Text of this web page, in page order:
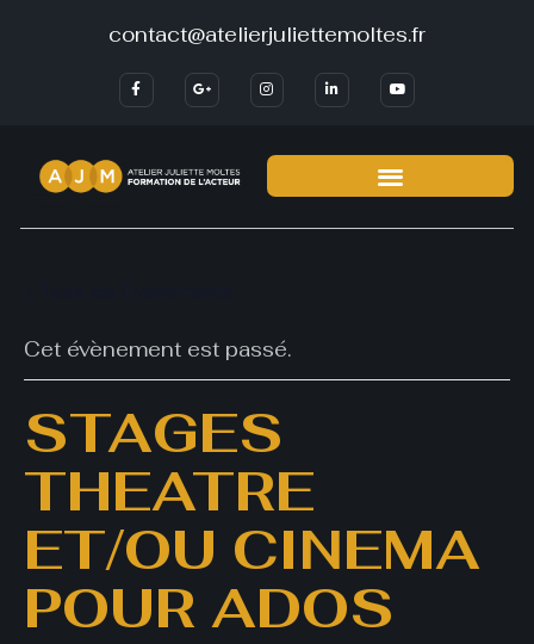
contact@atelierjuliettemoltes.fr
Cet évènement est passé.
STAGES
THEATRE
ET/OU CINEMA
POUR ADOS